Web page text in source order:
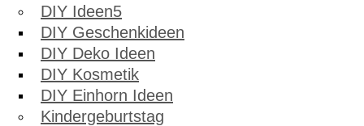
DIY Ideen
DIY Geschenkideen
DIY Deko Ideen
DIY Kosmetik
DIY Einhorn Ideen
Kindergeburtstag